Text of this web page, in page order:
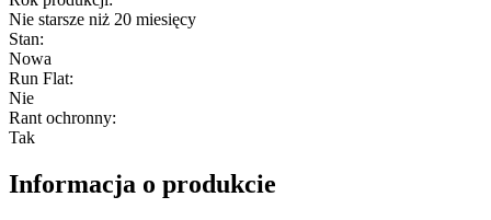
Nie starsze niż 20 miesięcy
Stan:
Nowa
Run Flat:
Nie
Rant ochronny:
Tak
Informacja o produkcie